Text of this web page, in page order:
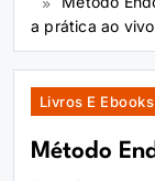
a prática ao
Livros E
Método